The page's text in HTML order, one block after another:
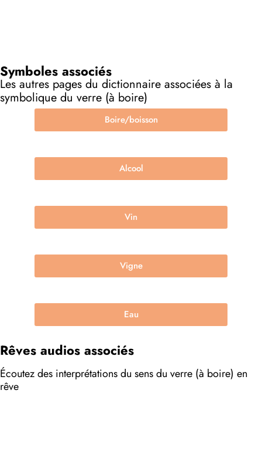
Symboles associés
Les autres pages du dictionnaire associées à la
symbolique du verre (à boire)
Boire/boisson
Alcool
Vin
Vigne
Eau
Rêves audios associés
Écoutez des interprétations du sens du verre (à boire) en
rêve